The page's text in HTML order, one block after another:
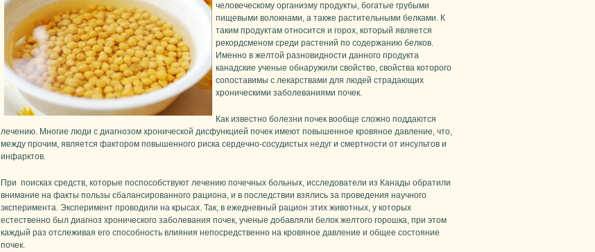
человеческому организму продукты, богатые грубыми
пищевыми волокнами, а также растительными белками. К
таким продуктам относится и горох, который является
рекордсменом среди растений по содержанию белков.
Именно в желтой разновидности данного продукта
канадские ученые обнаружили свойство, свойства которого
сопоставимы с лекарствами для людей страдающих
хроническими заболеваниями почек.
Как известно болезни почек вообще сложно поддаются
лечению. Многие люди с диагнозом хронической дисфункцией почек имеют повышенное кровяное давление, что,
между прочим, является фактором повышенного риска сердечно-сосудистых недуг и смертности от инсультов и
инфарктов.
При поисках средств, которые поспособствуют лечению почечных больных, исследователи из Канады обратили
внимание на факты пользы сбалансированного рациона, и в последствии взялись за проведения научного
эксперимента. Эксперимент проводили на крысах. Так, в ежедневный рацион этих животных, у которых
естественно был диагноз хронического заболевания почек, ученые добавляли белок желтого горошка, при этом
каждый раз отслеживая его способность влияния непосредственно на кровяное давление и общее состояние
почек.